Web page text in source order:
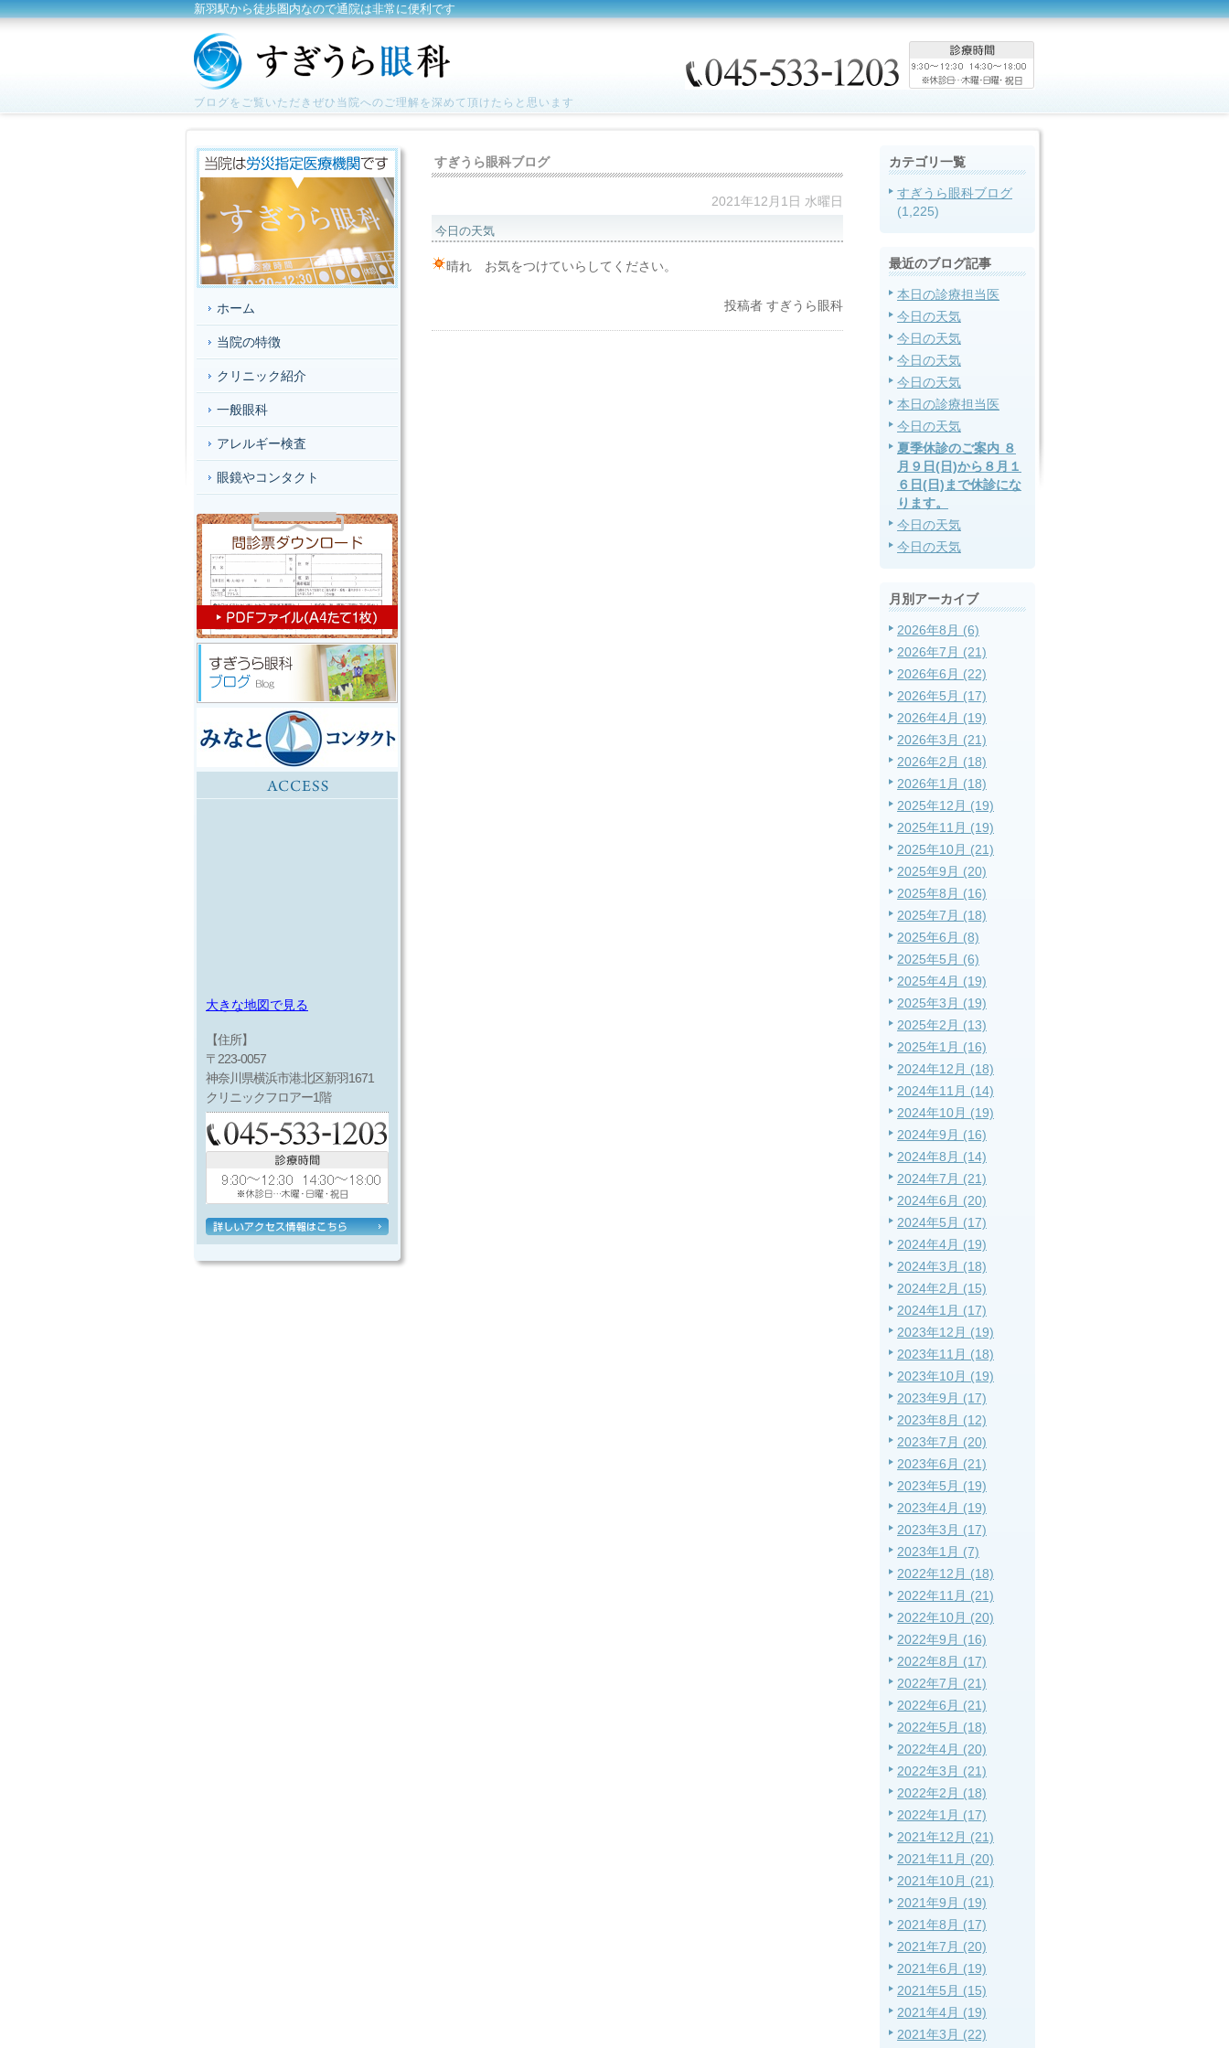
新羽駅から徒歩圏内なので通院は非常に便利です
ブログをご覧いただきぜひ当院へのご理解を深めて頂けたらと思います
すぎうら眼科ブログ
2021年12月1日 水曜日
今日の天気
晴れ お気をつけていらしてください。
投稿者 すぎうら眼科
カテゴリ一覧
すぎうら眼科ブログ
(1,225)
最近のブログ記事
本日の診療担当医
今日の天気
今日の天気
今日の天気
今日の天気
本日の診療担当医
今日の天気
夏季休診のご案内 ８
月９日(日)から８月１
６日(日)まで休診にな
ります。
今日の天気
今日の天気
月別アーカイブ
2026年8月 (6)
2026年7月 (21)
2026年6月 (22)
2026年5月 (17)
2026年4月 (19)
2026年3月 (21)
2026年2月 (18)
2026年1月 (18)
2025年12月 (19)
2025年11月 (19)
2025年10月 (21)
2025年9月 (20)
2025年8月 (16)
2025年7月 (18)
2025年6月 (8)
2025年5月 (6)
2025年4月 (19)
2025年3月 (19)
2025年2月 (13)
2025年1月 (16)
2024年12月 (18)
2024年11月 (14)
2024年10月 (19)
2024年9月 (16)
2024年8月 (14)
2024年7月 (21)
2024年6月 (20)
2024年5月 (17)
2024年4月 (19)
2024年3月 (18)
2024年2月 (15)
2024年1月 (17)
2023年12月 (19)
2023年11月 (18)
2023年10月 (19)
2023年9月 (17)
2023年8月 (12)
2023年7月 (20)
2023年6月 (21)
2023年5月 (19)
2023年4月 (19)
2023年3月 (17)
2023年1月 (7)
2022年12月 (18)
2022年11月 (21)
2022年10月 (20)
2022年9月 (16)
2022年8月 (17)
2022年7月 (21)
2022年6月 (21)
2022年5月 (18)
2022年4月 (20)
2022年3月 (21)
2022年2月 (18)
2022年1月 (17)
2021年12月 (21)
2021年11月 (20)
2021年10月 (21)
2021年9月 (19)
2021年8月 (17)
2021年7月 (20)
2021年6月 (19)
2021年5月 (15)
2021年4月 (19)
2021年3月 (22)
ホーム
当院の特徴
クリニック紹介
一般眼科
アレルギー検査
眼鏡やコンタクト
大きな地図で見る
【住所】
〒223-0057
神奈川県横浜市港北区新羽1671
クリニックフロアー1階